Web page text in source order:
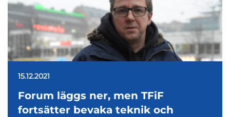
15.12.2021
Forum läggs ner, men TFiF
fortsätter bevaka teknik och